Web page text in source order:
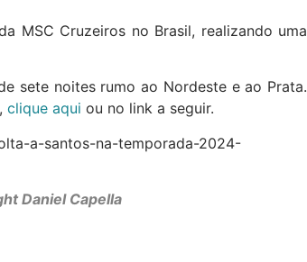
MSC Cruzeiros no Brasil, realizando uma
sete noites rumo ao Nordeste e ao Prata.
clique aqui ou no link a seguir.
a-santos-na-temporada-2024-
Daniel Capella